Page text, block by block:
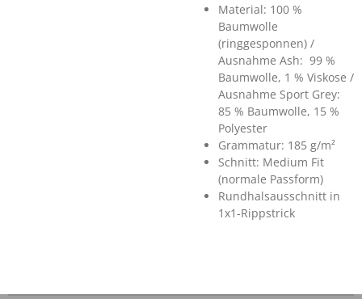
Material: 100 %
Baumwolle
(ringgesponnen) /
Ausnahme Ash: 99 %
Baumwolle, 1 % Viskose /
Ausnahme Sport Grey:
85 % Baumwolle, 15 %
Polyester
Grammatur: 185 g/m²
Schnitt: Medium Fit
(normale Passform)
Rundhalsausschnitt in
1x1-Rippstrick